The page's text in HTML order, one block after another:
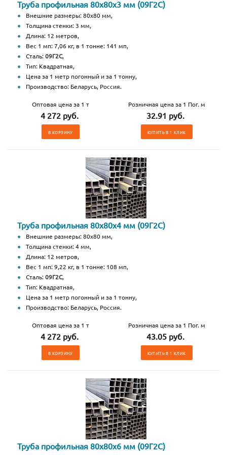
Труба профильная 80х80х3 мм (09Г2С)
Внешние размеры: 80х80 мм,
Толщина стенки: 3 мм,
Длина: 12 метров,
Вес 1 мп: 7,06 кг, в 1 тонне: 141 мп,
Сталь:09Г2С,
Тип: Квадратная,
Цена за 1 метр погонный и за 1 тонну,
Производство: Беларусь, Россия.
Оптовая цена за 1 т
4 272 руб.
В КОРЗИНУ
Розничная цена за 1 Пог. м
32.91 руб.
КУПИТЬ В 1 КЛИК
Труба профильная 80х80х4 мм (09Г2С)
Внешние размеры: 80х80 мм,
Толщина стенки: 4 мм,
Длина: 12 метров,
Вес 1 мп: 9,22 кг, в 1 тонне: 108 мп,
Сталь:09Г2С,
Тип: Квадратная,
Цена за 1 метр погонный и за 1 тонну,
Производство: Беларусь, Россия.
Оптовая цена за 1 т
4 272 руб.
В КОРЗИНУ
Розничная цена за 1 Пог. м
43.05 руб.
КУПИТЬ В 1 КЛИК
Труба профильная 80х80х6 мм (09Г2С)